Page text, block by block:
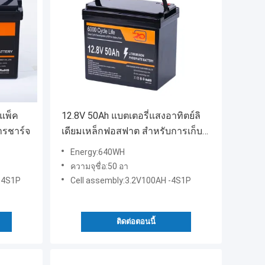
พ็ค
รชาร์จ
12.8V 50Ah แบตเตอรี่แสงอาทิตย์ลิ
เดียมเหล็กฟอสฟาต สําหรับการเก็บ
พลังงานที่ประหยัดในบ้าน
Energy:640WH
ความจุชื่อ:50 อา
Cell assembly:3.2V100AH -4S1P
ติดต่อตอนนี้